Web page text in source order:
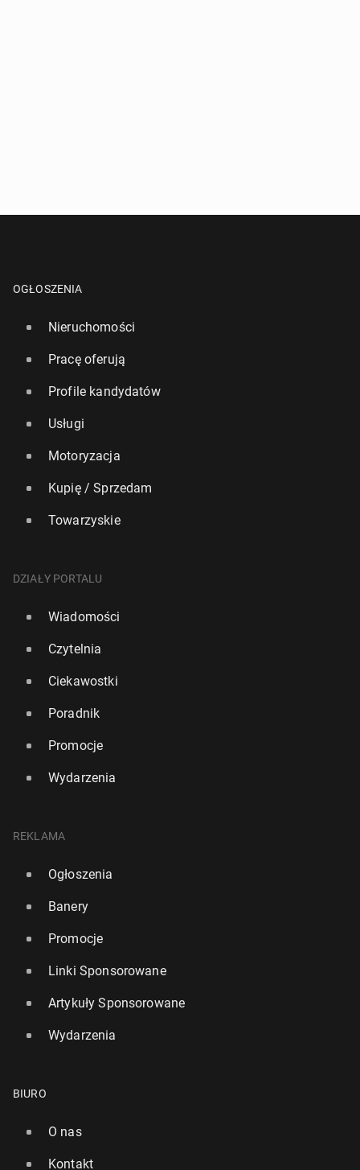
OGŁOSZENIA
Nieruchomości
Pracę oferują
Profile kandydatów
Usługi
Motoryzacja
Kupię / Sprzedam
Towarzyskie
DZIAŁY PORTALU
Wiadomości
Czytelnia
Ciekawostki
Poradnik
Promocje
Wydarzenia
REKLAMA
Ogłoszenia
Banery
Promocje
Linki Sponsorowane
Artykuły Sponsorowane
Wydarzenia
BIURO
O nas
Kontakt